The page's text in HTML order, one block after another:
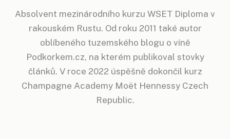
Absolvent mezinárodního kurzu WSET Diploma v
rakouském Rustu. Od roku 2011 také autor
oblíbeného tuzemského blogu o víně
Podkorkem.cz, na kterém publikoval stovky
článků. V roce 2022 úspěšně dokončil kurz
Champagne Academy Moët Hennessy Czech
Republic.